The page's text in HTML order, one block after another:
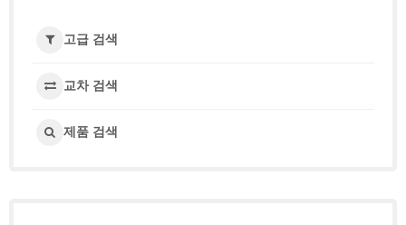
고급 검색
교차 검색
제품 검색